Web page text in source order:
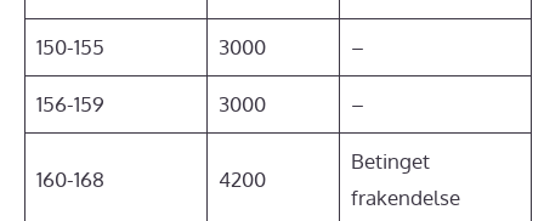
150-155 3000 –
156-159 3000 –
160-168 4200
Betinget
frakendelse